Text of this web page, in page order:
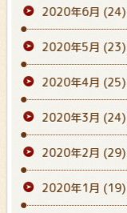
2020年6月 (24)
2020年5月 (23)
2020年4月 (25)
2020年3月 (24)
2020年2月 (29)
2020年1月 (19)